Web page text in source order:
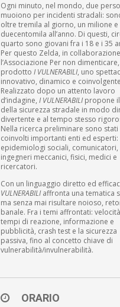
Ogni minuto, nel mondo, due
muoiono per incidenti stradali:
oltre tremila al giorno, un milione e
duecentomila all’anno. Di questi,
quarto sono giovani fra i 18 e i 35
Per questo Zelda, in
l’Associazione Per non
prodotto I VULNERABILI, uno
innovativo, dinamico e
Realizzato dopo un attento lavoro
d’indagine, I VULNERABILIpropone
della sicurezza stradale in modo
divertente e al tempo stesso
Nella ricerca preliminare sono stati
coinvolti importanti enti ed esperti:
epidemiologi sociali, comunicatori,
ingegneri meccanici, fisici, medici e
ricercatori.
Con un linguaggio diretto ed
VULNERABILIaffronta una tematica
ma senza mai risultare noioso,
banale. Fra i temi affrontati:
tempi di reazione, informazione e
pubblicità, crash test e la sicurezza
passiva, fino al concetto chiave di
vulnerabilità/invulnerabilità.
ORARIO